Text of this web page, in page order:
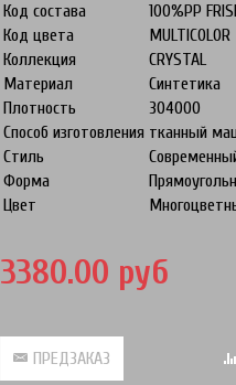
Код состава
100%PP
Код цвета
MULTICOLOR
Коллекция
CRYSTAL
Материал
Синтетика
Плотность
304000
Способ изготовления тканный
Стиль
Форма
Цвет
3380.00 руб
ПРЕДЗАКАЗ